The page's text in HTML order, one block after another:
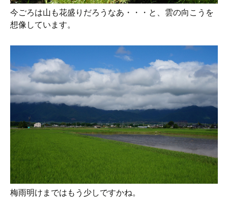
今ごろは山も花盛りだろうなあ・・・と、雲の向こうを
想像しています。
梅雨明けまではもう少しですかね。